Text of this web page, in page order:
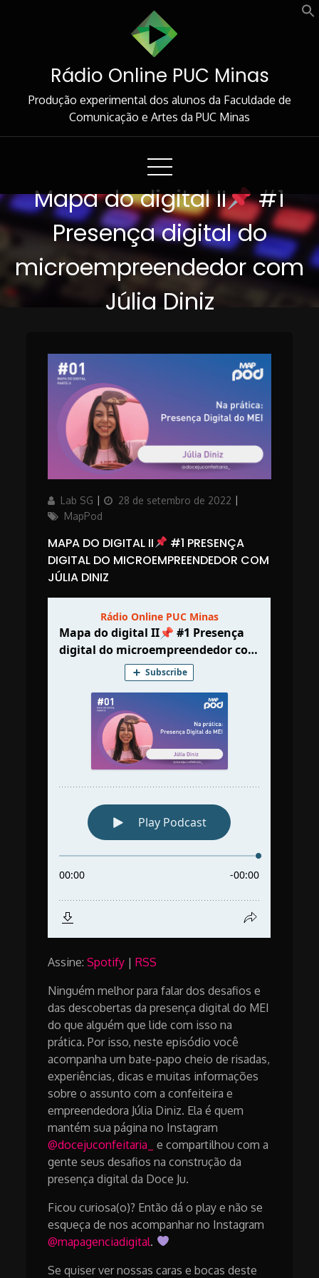
Rádio Online PUC Minas
Produção experimental dos alunos da Faculdade de
Comunicação e Artes da PUC Minas
Mapa do digital II
#1
Presença digital do
microempreendedor com
Júlia Diniz
AuthorLab SG
Updated
28 de setembro de 2022
MapPod
MAPA DO DIGITAL II
#1 PRESENÇA
DIGITAL DO MICROEMPREENDEDOR COM
JÚLIA DINIZ
Assine:Spotify |RSS
Ninguém melhor para falar dos desafios e
das descobertas da presença digital do MEI
do que alguém que lide com isso na
prática. Por isso, neste episódio você
acompanha um bate-papo cheio de risadas,
experiências, dicas e muitas informações
sobre o assunto com a confeiteira e
empreendedora Júlia Diniz. Ela é quem
mantém sua página no Instagram
@docejuconfeitaria_
e compartilhou com a
gente seus desafios na construção da
presença digital da Doce Ju.
Ficou curiosa(o)? Então dá o play e não se
esqueça de nos acompanhar no Instagram
@mapagenciadigital.
Se quiser ver nossas caras e bocas deste